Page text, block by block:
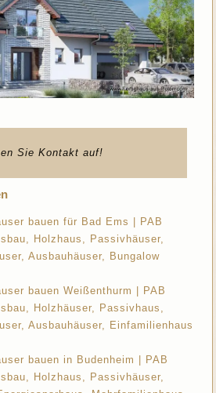
Sie Kontakt auf!
bauen für Bad Ems | PAB
Holzhaus, Passivhäuser,
Ausbauhäuser, Bungalow
bauen Weißenthurm | PAB
Holzhäuser, Passivhaus,
Ausbauhäuser, Einfamilienhaus
bauen in Budenheim | PAB
Holzhaus, Passivhäuser,